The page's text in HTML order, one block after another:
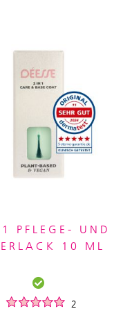
PFLEGE- UND
10 ML
2